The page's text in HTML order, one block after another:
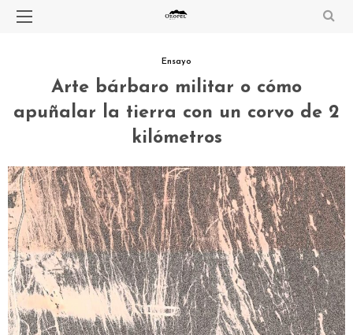
Ensayo
Arte bárbaro militar o cómo
apuñalar la tierra con un corvo de 2
kilómetros